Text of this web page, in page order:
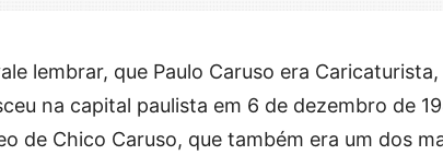
lembrar, que Paulo Caruso era
na capital paulista em 6 de dezembro de
de Chico Caruso, que também era um dos